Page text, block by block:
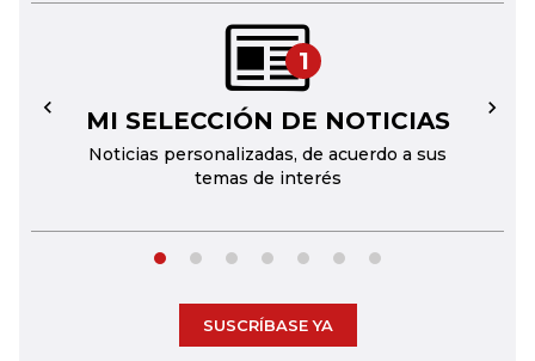
1
MI SELECCIÓN DE NOTICIAS
Noticias personalizadas, de acuerdo a sus
temas de interés
← →
SUSCRÍBASE YA